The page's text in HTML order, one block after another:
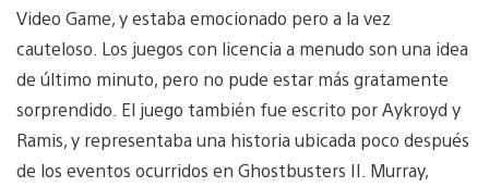
Video Game, y estaba emocionado pero a la vez
cauteloso. Los juegos con licencia a menudo son una idea
de último minuto, pero no pude estar más gratamente
sorprendido. El juego también fue escrito por Aykroyd y
Ramis, y representaba una historia ubicada poco después
de los eventos ocurridos en Ghostbusters II. Murray,